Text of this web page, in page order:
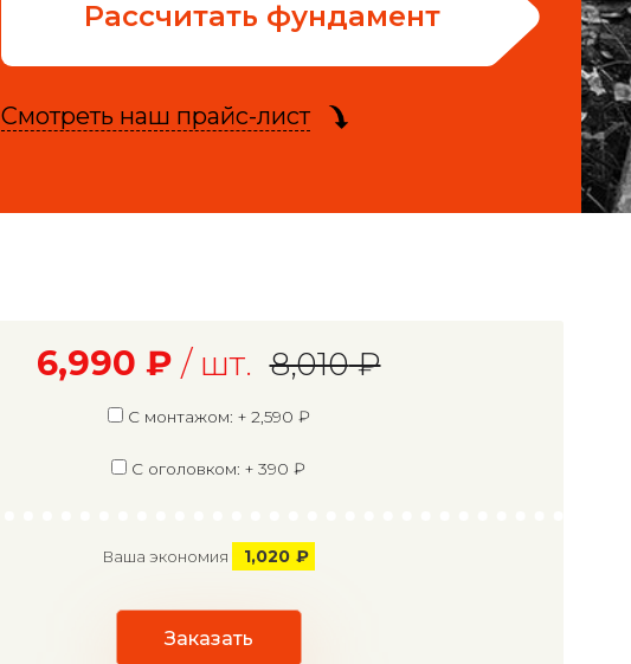
Рассчитать фундамент
Смотреть наш прайс-лист
6,990 ₽ / шт. 8,010₽
С монтажом: + 2,590 ₽
С оголовком: + 390 ₽
Ваша экономия 1,020 ₽
Заказать